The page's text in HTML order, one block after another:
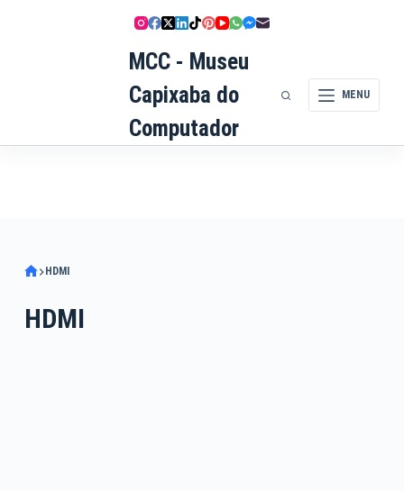
MCC - Museu
Capixaba do
Computador
MENU
HDMI
HDMI